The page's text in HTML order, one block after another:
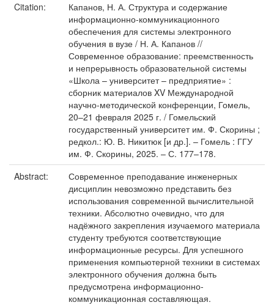
Citation:
Капанов, Н. А. Структура и содержание
информационно-коммуникационного
обеспечения для системы электронного
обучения в вузе / Н. А. Капанов //
Современное образование: преемственность
и непрерывность образовательной системы
«Школа – университет – предприятие» :
сборник материалов XV Международной
научно-методической конференции, Гомель,
20–21 февраля 2025 г. / Гомельский
государственный университет им. Ф. Скорины ;
редкол.: Ю. В. Никитюк [и др.]. – Гомель : ГГУ
им. Ф. Скорины, 2025. – С. 177–178.
Abstract:
Современное преподавание инженерных
дисциплин невозможно представить без
использования современной вычислительной
техники. Абсолютно очевидно, что для
надёжного закрепления изучаемого материала
студенту требуются соответствующие
информационные ресурсы. Для успешного
применения компьютерной техники в системах
электронного обучения должна быть
предусмотрена информационно-
коммуникационная составляющая.